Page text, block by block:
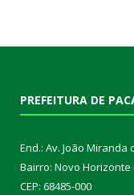
PREFEITURA DE
End.: Av. João Miranda
Bairro: Novo Horizonte
CEP: 68485-000